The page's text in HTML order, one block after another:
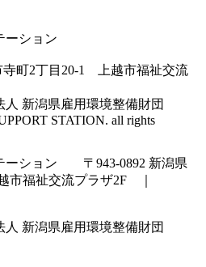
ーション
町2丁目20-1 上越市福祉交流
新潟県雇用環境整備財団
STATION. all rights
ーション 〒943-0892 新潟県
市福祉交流プラザ2F ｜
新潟県雇用環境整備財団